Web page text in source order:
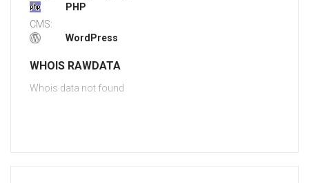
PHP
CMS:
WordPress
WHOIS RAWDATA
Whois data not found